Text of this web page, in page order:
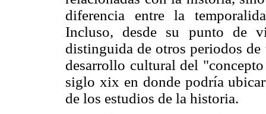
diferencia entre la
Incluso, desde su punto de
distinguida de otros periodos
desarrollo cultural del
siglo xix en donde podría
de los estudios de la historia.